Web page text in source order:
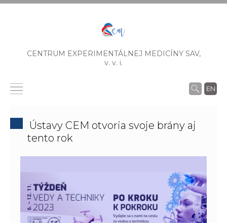
CENTRUM EXPERIMENTÁLNEJ MEDICÍNY SAV,
v. v. i.
EN
Ústavy CEM otvoria svoje brány aj
tento rok